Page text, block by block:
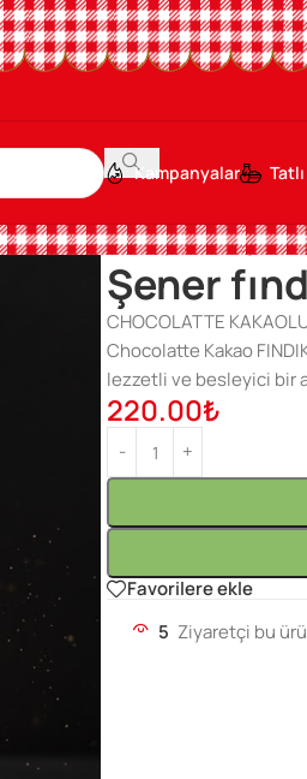
Kampanyalar
Ana Sayfa/Krem
Şener
CHOCOLATTE
Chocolatte Kakao
lezzetli ve besleyici bir
220.00₺
Favorilere ekle
5 Ziyaretçi bu